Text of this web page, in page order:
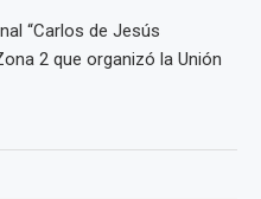
“Carlos de Jesús
2 que organizó la Unión